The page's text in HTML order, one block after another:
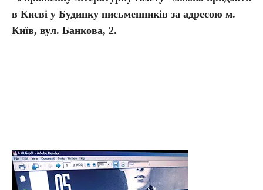
в Києві у Будинку письменників за адресою м.
Київ, вул. Банкова, 2.